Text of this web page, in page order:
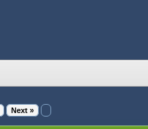
Next »